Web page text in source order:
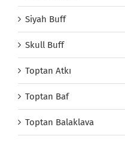
Siyah Buff
Skull Buff
Toptan Atkı
Toptan Baf
Toptan Balaklava